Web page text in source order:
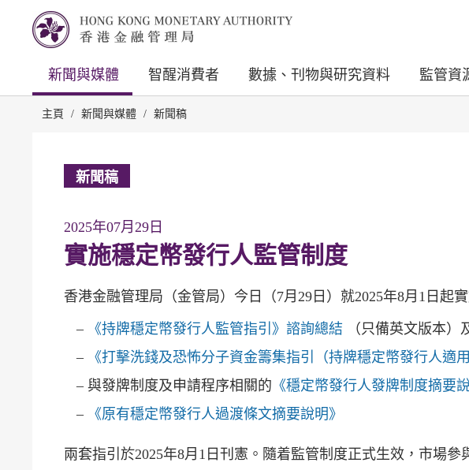
新聞與媒體 智醒消費者 數據、刊物與研究資料 監管資
主頁 / 新聞與媒體 / 新聞稿
新聞稿
2025年07月29日
實施穩定幣發行人監管制度
香港金融管理局（金管局）今日（7月29日）就2025年8月1日起
《持牌穩定幣發行人監管指引》諮詢總結 （只備英文版本）
《打擊洗錢及恐怖分子資金籌集指引（持牌穩定幣發行人適
與發牌制度及申請程序相關的 《穩定幣發行人發牌制度摘要說
《原有穩定幣發行人過渡條文摘要說明》
兩套指引於2025年8月1日刊憲。隨着監管制度正式生效，市場